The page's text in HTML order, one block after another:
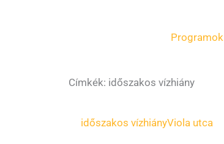
Programok
Címkék: időszakos vízhiány
időszakos vízhiányViola utca